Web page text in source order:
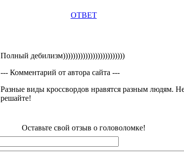
ОТВЕТ
Полный дебилизм)))))))))))))))))))))))))
--- Комментарий от автора сайта ---
Разные виды кроссвордов нравятся разным людям.
решайте!
Оставьте свой отзыв о головоломке!